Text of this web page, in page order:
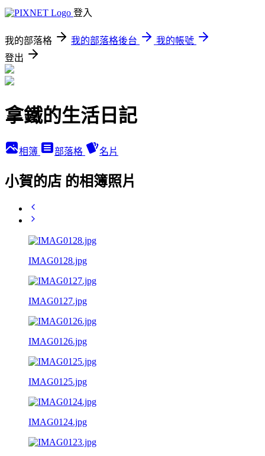
登入
我的部落格 我的部落格後台
我的帳號
登出
拿鐵的生活日記
相簿 部落格 名片
小賀的店 的相簿照片
IMAG0128.jpg
IMAG0127.jpg
IMAG0126.jpg
IMAG0125.jpg
IMAG0124.jpg